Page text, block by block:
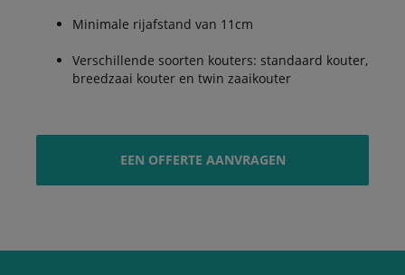
Minimale rijafstand van 11cm
Verschillende soorten kouters: standaard kouter,
breedzaai kouter en twin zaaikouter
EEN OFFERTE AANVRAGEN